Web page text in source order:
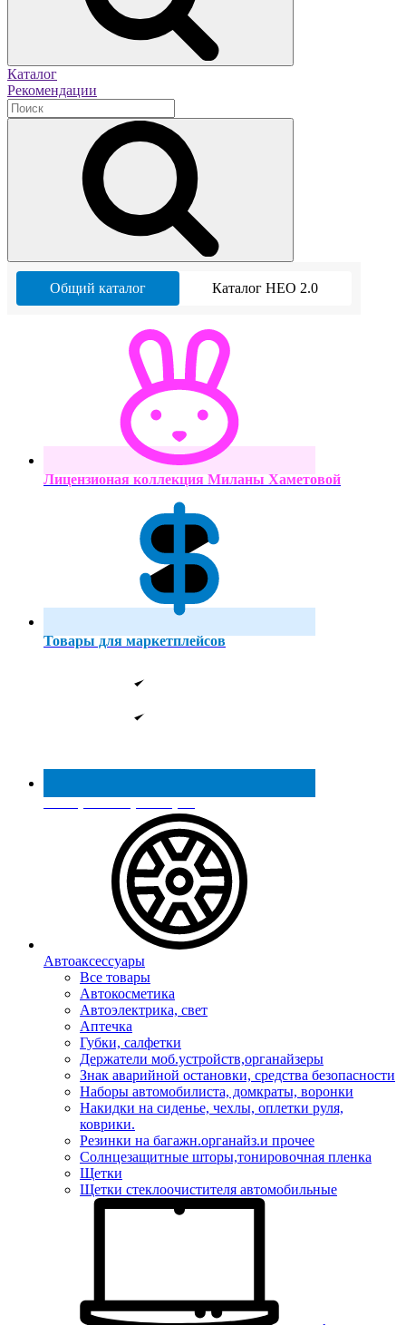
Каталог
Рекомендации
Общий каталог Каталог НЕО 2.0
Лицензионая коллекция Миланы Хаметовой
Товары для маркетплейсов
Реестр МинПромТорга
Автоаксессуары
Все товары
Автокосметика
Автоэлектрика, свет
Аптечка
Губки, салфетки
Держатели моб.устройств,органайзеры
Знак аварийной остановки, средства безопасности
Наборы автомобилиста, домкраты, воронки
Накидки на сиденье, чехлы, оплетки руля,
коврики.
Резинки на багажн.органайз.и прочее
Солнцезащитные шторы,тонировочная пленка
Щетки
Щетки стеклоочистителя автомобильные